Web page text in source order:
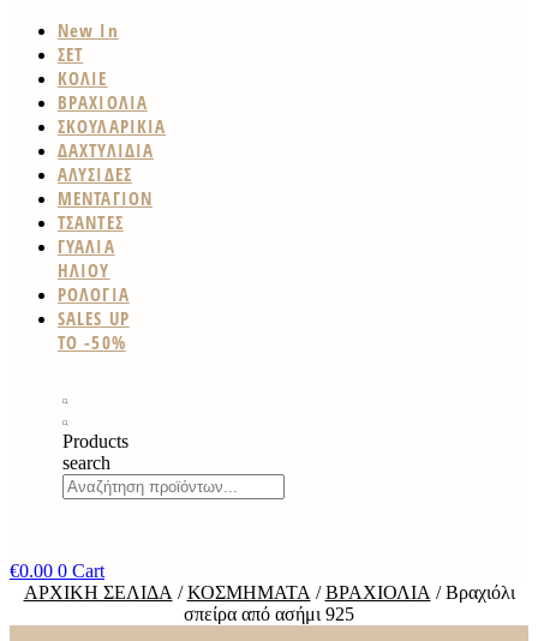
New In
ΣΕΤ
ΚΟΛΙΕ
ΒΡΑΧΙΟΛΙΑ
ΣΚΟΥΛΑΡΙΚΙΑ
ΔΑΧΤΥΛΙΔΙΑ
ΑΛΥΣΙΔΕΣ
ΜΕΝΤΑΓΙΟΝ
ΤΣΑΝΤΕΣ
ΓΥΑΛΙΑ
ΗΛΙΟΥ
ΡΟΛΟΓΙΑ
SALES UP
TO -50%
Products
search
€0.00 0 Cart
ΑΡΧΙΚΉ ΣΕΛΊΔΑ /ΚΟΣΜΉΜΑΤΑ /ΒΡΑΧΙΌΛΙΑ / Βραχιόλι
σπείρα από ασήμι 925